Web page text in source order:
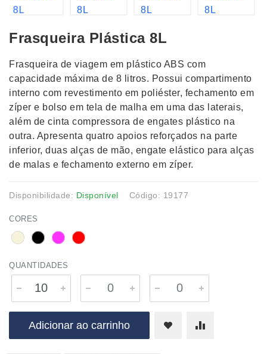
Frasqueira Plástica 8L
Frasqueira de viagem em plástico ABS com
capacidade máxima de 8 litros. Possui compartimento
interno com revestimento em poliéster, fechamento em
zíper e bolso em tela de malha em uma das laterais,
além de cinta compressora de engates plástico na
outra. Apresenta quatro apoios reforçados na parte
inferior, duas alças de mão, engate elástico para alças
de malas e fechamento externo em zíper.
Disponibilidade: Disponível Código: 19177
CORES
QUANTIDADES
Adicionar ao carrinho